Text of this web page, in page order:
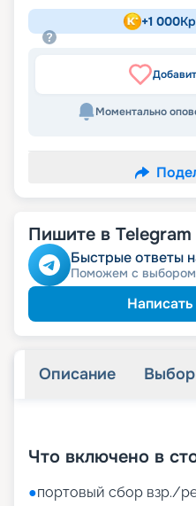
+1 000
Моментально
Пишите в Telegram
Быстрые ответы
Поможем с выбором
Описание
Что включено в
●портовый сбор взр./